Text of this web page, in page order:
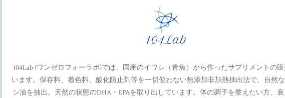
104Lab (ワンゼロフォーラボ)では、国産のイワシ（青魚）から作ったサプリメントの
います。保存料、着色料、酸化防止剤等を一切使わない無添加非加熱抽出法で、自然
シ油を抽出。天然の状態のDHA・EPAを取り出しています。体の調子を整えたい方、